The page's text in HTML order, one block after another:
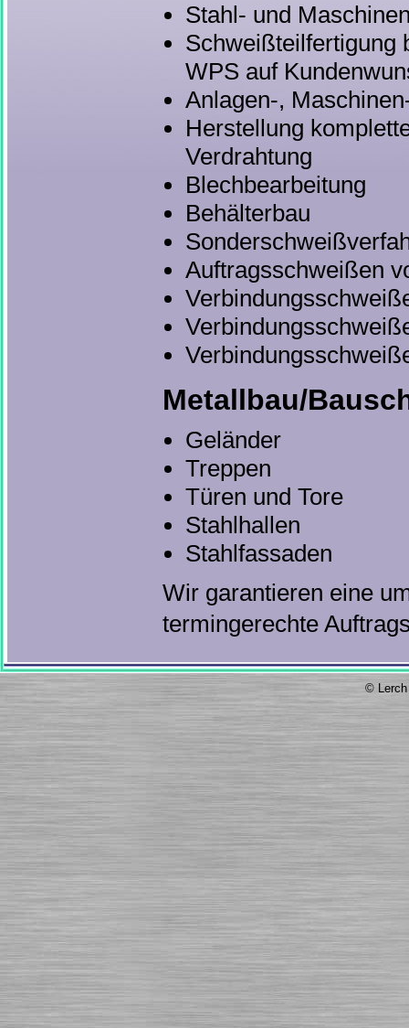
Stahl- und
Schweißteilfertigung
WPS auf
Anlagen-,
Herstellung
Verdrahtung
Blechbearbeitung
Behälterbau
Auftragsschweißen
Metallbau/
Geländer
Treppen
Türen und Tore
Stahlhallen
Stahlfassaden
Wir garantieren eine
termingerechte
©